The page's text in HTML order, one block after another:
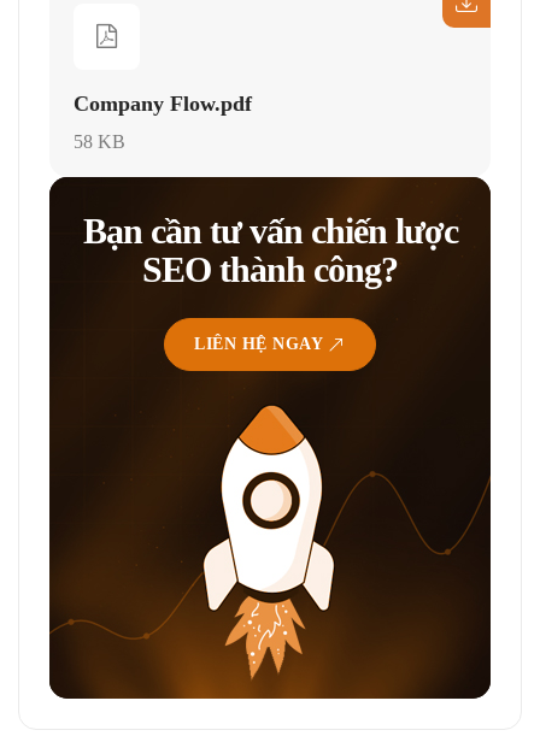
Company Flow.pdf
58 KB
Bạn cần tư vấn chiến lược
SEO thành công?
LIÊN HỆ NGAY